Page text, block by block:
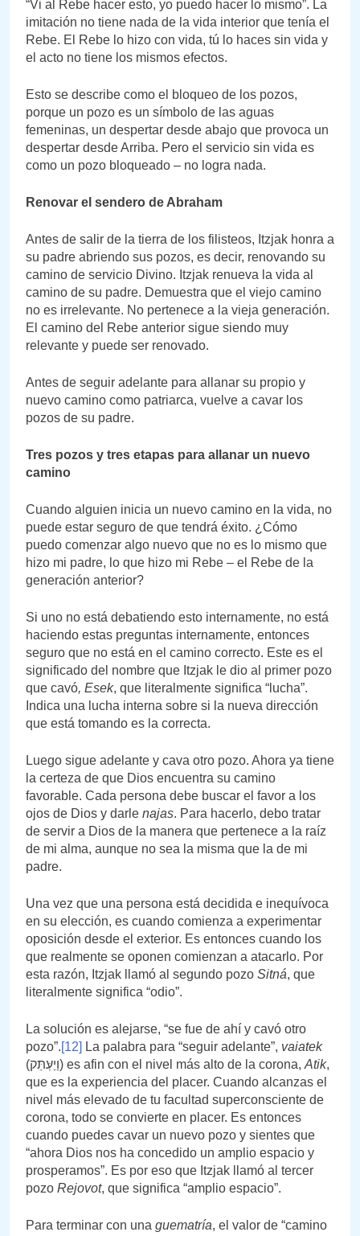
“Vi al Rebe hacer esto, yo puedo hacer lo mismo”. La
imitación no tiene nada de la vida interior que tenía el
Rebe. El Rebe lo hizo con vida, tú lo haces sin vida y
el acto no tiene los mismos efectos.
Esto se describe como el bloqueo de los pozos,
porque un pozo es un símbolo de las aguas
femeninas, un despertar desde abajo que provoca un
despertar desde Arriba. Pero el servicio sin vida es
como un pozo bloqueado – no logra nada.
Renovar el sendero de Abraham
Antes de salir de la tierra de los filisteos, Itzjak honra a
su padre abriendo sus pozos, es decir, renovando su
camino de servicio Divino. Itzjak renueva la vida al
camino de su padre. Demuestra que el viejo camino
no es irrelevante. No pertenece a la vieja generación.
El camino del Rebe anterior sigue siendo muy
relevante y puede ser renovado.
Antes de seguir adelante para allanar su propio y
nuevo camino como patriarca, vuelve a cavar los
pozos de su padre.
Tres pozos y tres etapas para allanar un nuevo
camino
Cuando alguien inicia un nuevo camino en la vida, no
puede estar seguro de que tendrá éxito. ¿Cómo
puedo comenzar algo nuevo que no es lo mismo que
hizo mi padre, lo que hizo mi Rebe – el Rebe de la
generación anterior?
Si uno no está debatiendo esto internamente, no está
haciendo estas preguntas internamente, entonces
seguro que no está en el camino correcto. Este es el
significado del nombre que Itzjak le dio al primer pozo
que cavó, Esek, que literalmente significa “lucha”.
Indica una lucha interna sobre si la nueva dirección
que está tomando es la correcta.
Luego sigue adelante y cava otro pozo. Ahora ya tiene
la certeza de que Dios encuentra su camino
favorable. Cada persona debe buscar el favor a los
ojos de Dios y darle najas. Para hacerlo, debo tratar
de servir a Dios de la manera que pertenece a la raíz
de mi alma, aunque no sea la misma que la de mi
padre.
Una vez que una persona está decidida e inequívoca
en su elección, es cuando comienza a experimentar
oposición desde el exterior. Es entonces cuando los
que realmente se oponen comienzan a atacarlo. Por
esta razón, Itzjak llamó al segundo pozo Sitná, que
literalmente significa “odio”.
La solución es alejarse, “se fue de ahí y cavó otro
pozo”.[12] La palabra para “seguir adelante”, vaiatek
(וַיַעְּתֵּק) es afin con el nivel más alto de la corona, Atik,
que es la experiencia del placer. Cuando alcanzas el
nivel más elevado de tu facultad superconsciente de
corona, todo se convierte en placer. Es entonces
cuando puedes cavar un nuevo pozo y sientes que
“ahora Dios nos ha concedido un amplio espacio y
prosperamos”. Es por eso que Itzjak llamó al tercer
pozo Rejovot, que significa “amplio espacio”.
Para terminar con una guematría, el valor de “camino